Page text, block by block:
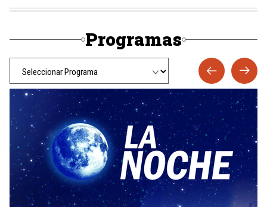
Programas